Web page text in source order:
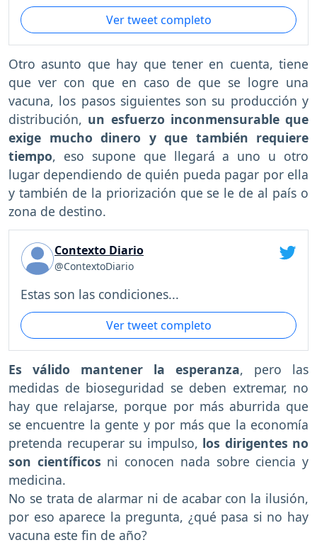
Ver tweet completo
Otro asunto que hay que tener en cuenta, tiene
que ver con que en caso de que se logre una
vacuna, los pasos siguientes son su producción y
distribución, un esfuerzo inconmensurable que
exige mucho dinero y que también requiere
tiempo, eso supone que llegará a uno u otro
lugar dependiendo de quién pueda pagar por ella
y también de la priorización que se le de al país o
zona de destino.
Contexto Diario
@ContextoDiario
Estas son las condiciones...
Ver tweet completo
Es válido mantener la esperanza, pero las
medidas de bioseguridad se deben extremar, no
hay que relajarse, porque por más aburrida que
se encuentre la gente y por más que la economía
pretenda recuperar su impulso, los dirigentes no
son científicos ni conocen nada sobre ciencia y
medicina.
No se trata de alarmar ni de acabar con la ilusión,
por eso aparece la pregunta, ¿qué pasa si no hay
vacuna este fin de año?